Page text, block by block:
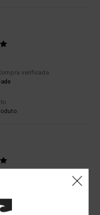
verificada
Compra verificada